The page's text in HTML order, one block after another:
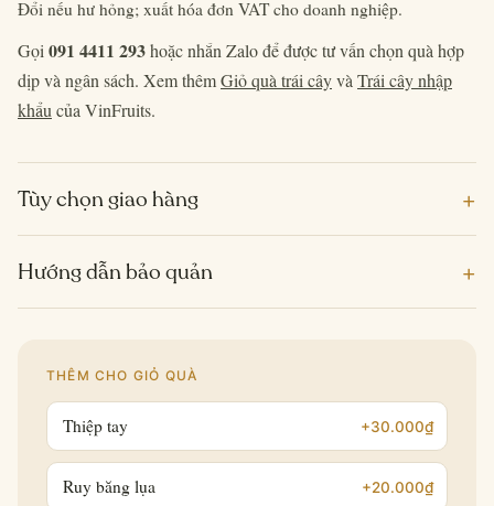
Đổi nếu hư hỏng; xuất hóa đơn VAT cho doanh nghiệp.
Gọi 091 4411 293hoặc nhắn Zalo để được tư vấn chọn quà hợp
dịp và ngân sách. Xem thêmGiỏ quà trái câyvà Trái cây nhập
khẩu của VinFruits.
Tùy chọn giao hàng +
Hướng dẫn bảo quản +
THÊM CHO GIỎ QUÀ
Thiệp tay +30.000₫
Ruy băng lụa +20.000₫